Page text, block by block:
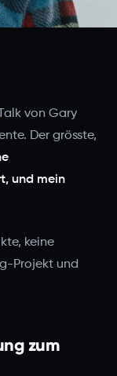
von Gary
Der grösste,
und mein
keine
Projekt und
zum